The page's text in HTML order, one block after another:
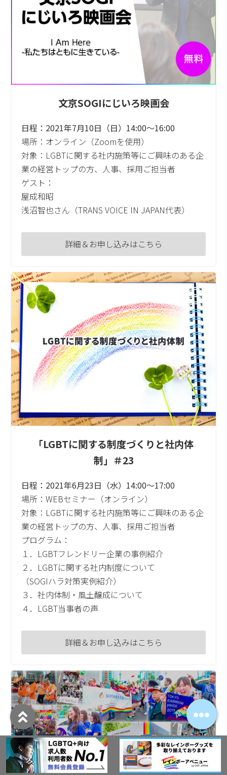
文京SOGIにじいろ映画会
日程：2021年7月10日（日）14:00～16:00
場所：オンライン（Zoomを使用）
対象：LGBTに関する社内施策等にご興味のある企
業の経営トップの方、人事、採用ご担当者
ゲスト：
屋成和昭
浅沼智也さん（TRANS VOICE IN JAPAN代表）
詳細＆お申し込みはこちら
「LGBTに関する制度づくりと社内体
制」＃23
日程：2021年6月23日（水）14:00～17:00
場所：WEBセミナー（オンライン）
対象：LGBTに関する社内施策等にご興味のある企
業の経営トップの方、人事、採用ご担当者
プログラム：
１．LGBTフレンドリー企業の事例紹介
２．LGBTに関する社内制度について
（SOGIハラ対策実例紹介）
３．社内体制・風土醸成について
４．LGBT当事者の声
詳細＆お申し込みはこちら